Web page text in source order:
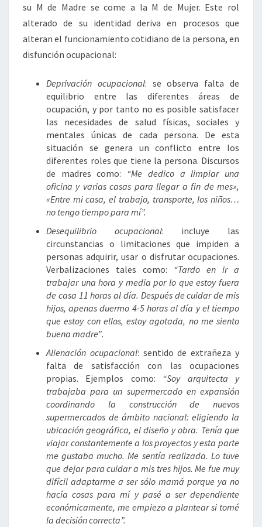
su M de Madre se come a la M de Mujer. Este rol
alterado de su identidad deriva en procesos que
alteran el funcionamiento cotidiano de la persona, en
disfunción ocupacional:
Deprivación ocupacional: se observa falta de
equilibrio entre las diferentes áreas de
ocupación, y por tanto no es posible satisfacer
las necesidades de salud físicas, sociales y
mentales únicas de cada persona. De esta
situación se genera un conflicto entre los
diferentes roles que tiene la persona. Discursos
de madres como: “Me dedico a limpiar una
oficina y varias casas para llegar a fin de mes»,
«Entre mi casa, el trabajo, transporte, los niños…
no tengo tiempo para mí”.
Desequilibrio ocupacional: incluye las
circunstancias o limitaciones que impiden a
personas adquirir, usar o disfrutar ocupaciones.
Verbalizaciones tales como: “Tardo en ir a
trabajar una hora y media por lo que estoy fuera
de casa 11 horas al día. Después de cuidar de mis
hijos, apenas duermo 4-5 horas al día y el tiempo
que estoy con ellos, estoy agotada, no me siento
buena madre”.
Alienación ocupacional: sentido de extrañeza y
falta de satisfacción con las ocupaciones
propias. Ejemplos como: “Soy arquitecta y
trabajaba para un supermercado en expansión
coordinando la construcción de nuevos
supermercados de ámbito nacional: eligiendo la
ubicación geográfica, el diseño y obra. Tenía que
viajar constantemente a los proyectos y esta parte
me gustaba mucho. Me sentía realizada. Lo tuve
que dejar para cuidar a mis tres hijos. Me fue muy
difícil adaptarme a ser sólo mamá porque ya no
hacía cosas para mí y pasé a ser dependiente
económicamente, me empiezo a plantear si tomé
la decisión correcta”.